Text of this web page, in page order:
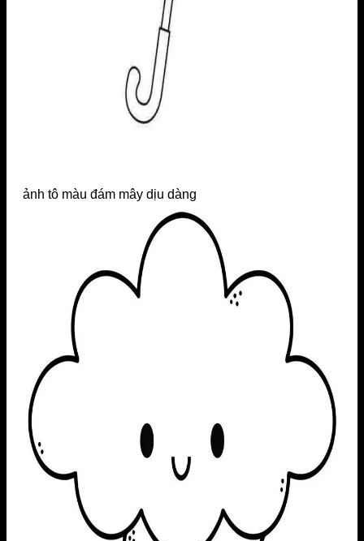
ảnh tô màu đám mây dịu dàng